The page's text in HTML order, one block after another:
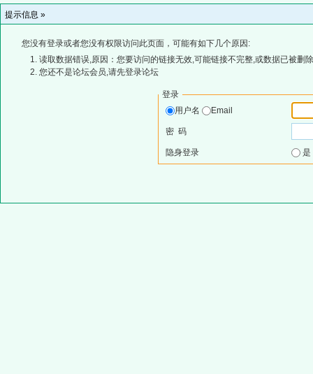
提示信息 »
您没有登录或者您没有权限访问此页面，可能有如下几个原因:
读取数据错误,原因：您要访问的链接无效,可能链接不完整,或数据已被删
您还不是论坛会员,请先登录论坛
登录
用户名
Email
密 码
隐身登录